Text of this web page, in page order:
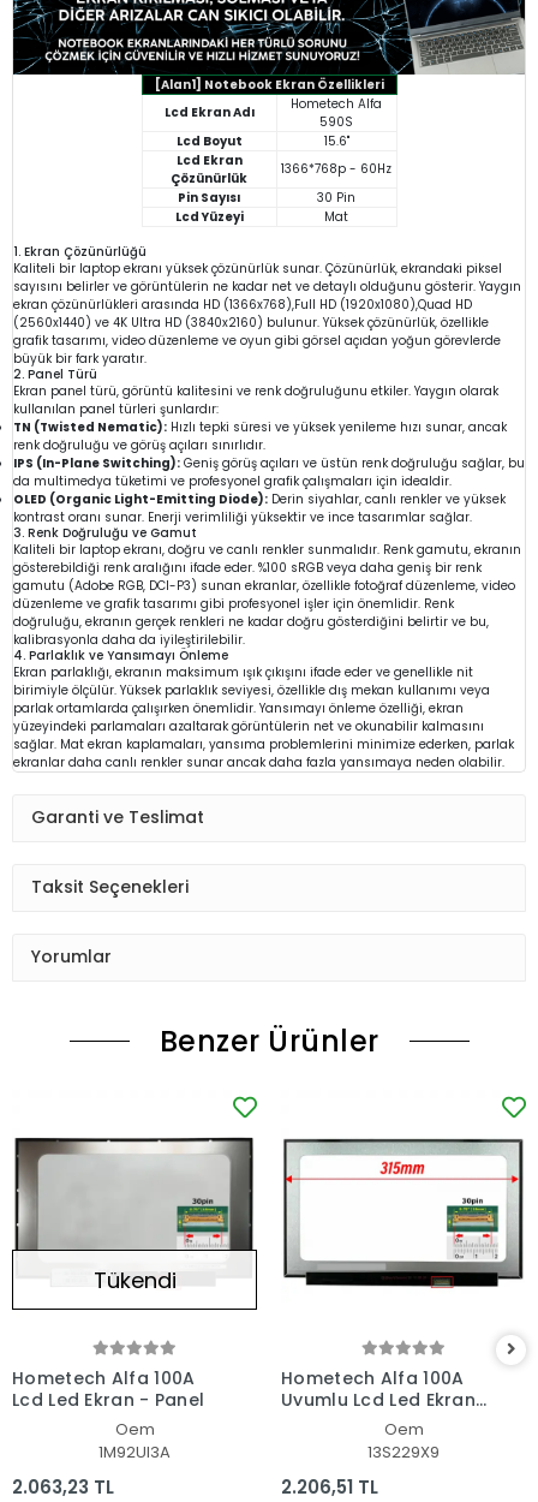
[Alan1] Notebook Ekran Özellikleri
Lcd Ekran Adı
Hometech Alfa
590S
Lcd Boyut
15.6"
Lcd Ekran
Çözünürlük
1366*768p - 60Hz
Pin Sayısı
30 Pin
Lcd Yüzeyi
Mat
1. Ekran Çözünürlüğü
Kaliteli bir laptop ekranı yüksek çözünürlük sunar. Çözünürlük, ekrandaki piksel
sayısını belirler ve görüntülerin ne kadar net ve detaylı olduğunu gösterir. Yaygın
ekran çözünürlükleri arasında HD (1366x768),Full HD (1920x1080),Quad HD
(2560x1440) ve 4K Ultra HD (3840x2160) bulunur. Yüksek çözünürlük, özellikle
grafik tasarımı, video düzenleme ve oyun gibi görsel açıdan yoğun görevlerde
büyük bir fark yaratır.
2. Panel Türü
Ekran panel türü, görüntü kalitesini ve renk doğruluğunu etkiler. Yaygın olarak
kullanılan panel türleri şunlardır:
TN (Twisted Nematic): Hızlı tepki süresi ve yüksek yenileme hızı sunar, ancak
renk doğruluğu ve görüş açıları sınırlıdır.
IPS (In-Plane Switching): Geniş görüş açıları ve üstün renk doğruluğu sağlar, bu
da multimedya tüketimi ve profesyonel grafik çalışmaları için idealdir.
OLED (Organic Light-Emitting Diode): Derin siyahlar, canlı renkler ve yüksek
kontrast oranı sunar. Enerji verimliliği yüksektir ve ince tasarımlar sağlar.
3. Renk Doğruluğu ve Gamut
Kaliteli bir laptop ekranı, doğru ve canlı renkler sunmalıdır. Renk gamutu, ekranın
gösterebildiği renk aralığını ifade eder. %100 sRGB veya daha geniş bir renk
gamutu (Adobe RGB, DCI-P3) sunan ekranlar, özellikle fotoğraf düzenleme, video
düzenleme ve grafik tasarımı gibi profesyonel işler için önemlidir. Renk
doğruluğu, ekranın gerçek renkleri ne kadar doğru gösterdiğini belirtir ve bu,
kalibrasyonla daha da iyileştirilebilir.
4. Parlaklık ve Yansımayı Önleme
Ekran parlaklığı, ekranın maksimum ışık çıkışını ifade eder ve genellikle nit
birimiyle ölçülür. Yüksek parlaklık seviyesi, özellikle dış mekan kullanımı veya
parlak ortamlarda çalışırken önemlidir. Yansımayı önleme özelliği, ekran
yüzeyindeki parlamaları azaltarak görüntülerin net ve okunabilir kalmasını
sağlar. Mat ekran kaplamaları, yansıma problemlerini minimize ederken, parlak
ekranlar daha canlı renkler sunar ancak daha fazla yansımaya neden olabilir.
Garanti ve Teslimat
Taksit Seçenekleri
Yorumlar
Benzer Ürünler
Tükendi
Hometech Alfa 100A
Lcd Led Ekran - Panel
Oem
1M92UI3A
2.063,23 TL
Hometech Alfa 100A
Uyumlu Lcd Led Ekran
Oem
13S229X9
2.206,51 TL